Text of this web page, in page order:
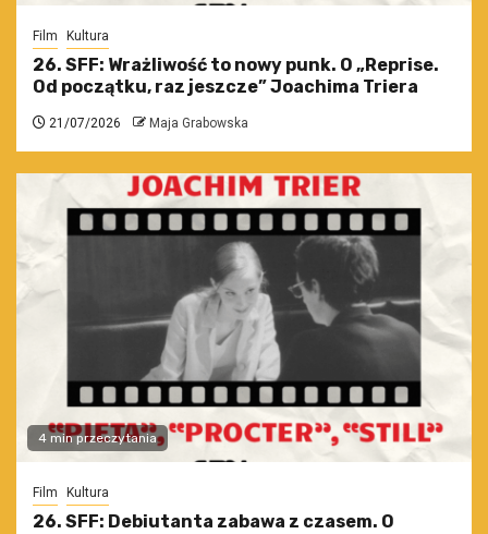
Film Kultura
26. SFF: Wrażliwość to nowy punk. O „Reprise.
Od początku, raz jeszcze” Joachima Triera
21/07/2026 Maja Grabowska
4 min przeczytania
Film Kultura
26. SFF: Debiutanta zabawa z czasem. O